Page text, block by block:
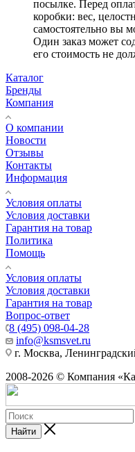
посылке. Перед
коробки: вес,
самостоятельно вы
Один заказ может
его стоимость не
Каталог
Бренды
Компания
О компании
Новости
Отзывы
Контакты
Информация
Условия оплаты
Условия доставки
Гарантия на товар
Политика
Помощь
Условия оплаты
Условия доставки
Гарантия на товар
Вопрос-ответ
8 (495) 098-04-28
info@ksmsvet.ru
г. Москва,
2008-2026 © Компания
Найти